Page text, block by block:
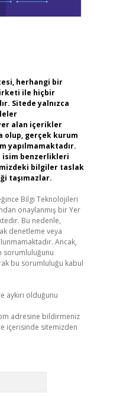
herhangi bir
ile hiçbir
Sitede yalnızca
alan içerikler
olup, gerçek kurum
yapılmamaktadır.
isim benzerlikleri
bilgiler taslak
taşımazlar.
Bilgi Teknolojileri
onaylanmış bir Yer
Bu nedenle,
denetleme veya
Ancak,
sorumluluğunu
bu sorumluluğu kabul
aykırı olduğunu
adresine bildirmeniz
içerisinde sitemizden